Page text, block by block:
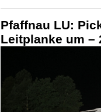
Pfaffnau LU:
Leitplanke um –